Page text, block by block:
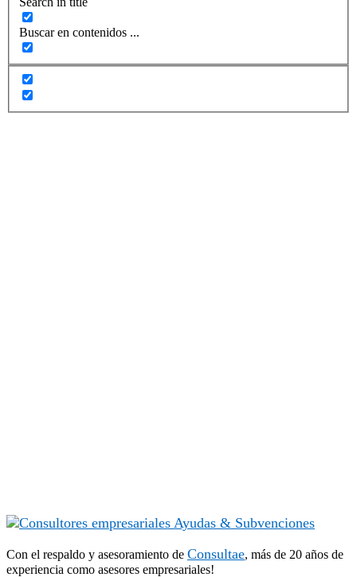
Buscar en contenidos ...
Con el respaldo y asesoramiento de Consultae, más de 20 años de
experiencia como asesores empresariales!